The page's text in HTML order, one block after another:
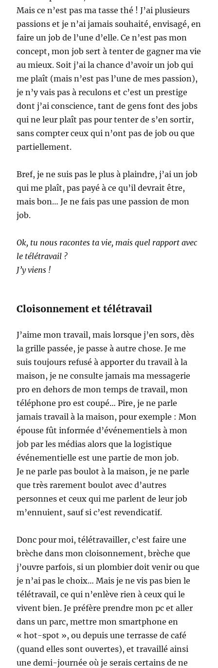
Mais ce n’est pas ma tasse thé ! J’ai plusieurs
passions et je n’ai jamais souhaité, envisagé, en
faire un job de l’une d’elle. Ce n’est pas mon
concept, mon job sert à tenter de gagner ma vie
au mieux. Soit j’ai la chance d’avoir un job qui
me plaît (mais n’est pas l’une de mes passion),
je n’y vais pas à reculons et c’est un prestige
dont j’ai conscience, tant de gens font des jobs
qui ne leur plaît pas pour tenter de s’en sortir,
sans compter ceux qui n’ont pas de job ou que
partiellement.
Bref, je ne suis pas le plus à plaindre, j’ai un job
qui me plaît, pas payé à ce qu’il devrait être,
mais bon… Je ne fais pas une passion de mon
job.
Ok, tu nous racontes ta vie, mais quel rapport avec
le télétravail ?
J’y viens !
Cloisonnement et télétravail
J’aime mon travail, mais lorsque j’en sors, dès
la grille passée, je passe à autre chose. Je me
suis toujours refusé à apporter du travail à la
maison, je ne consulte jamais ma messagerie
pro en dehors de mon temps de travail, mon
téléphone pro est coupé… Pire, je ne parle
jamais travail à la maison, pour exemple : Mon
épouse fût informée d’événementiels à mon
job par les médias alors que la logistique
événementielle est une partie de mon job.
Je ne parle pas boulot à la maison, je ne parle
que très rarement boulot avec d’autres
personnes et ceux qui me parlent de leur job
m’ennuient, sauf si c’est revendicatif.
Donc pour moi, télétravailler, c’est faire une
brèche dans mon cloisonnement, brèche que
j’ouvre parfois, si un plombier doit venir ou que
je n’ai pas le choix… Mais je ne vis pas bien le
télétravail, ce qui n’enlève rien à ceux qui le
vivent bien. Je préfère prendre mon pc et aller
dans un parc, mettre mon smartphone en
« hot-spot », ou depuis une terrasse de café
(quand elles sont ouvertes), et travaillé ainsi
une demi-journée où je serais certains de ne